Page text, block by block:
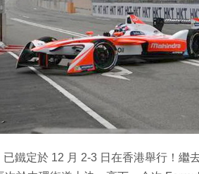
鐵定於 12 月 2-3 日在香港舉行！繼